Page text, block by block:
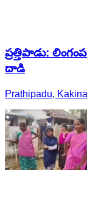
ప్రత్తిపాడు:
దాడి
Prathipadu,